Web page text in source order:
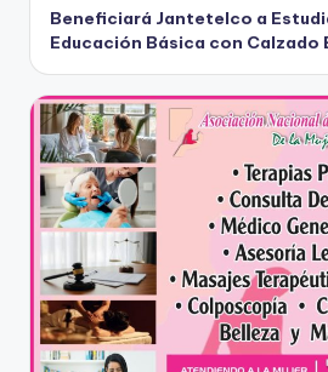
Beneficiará Jantetelco a
Educación Básica con